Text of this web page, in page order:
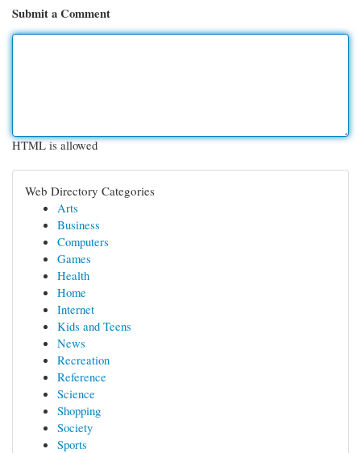
Submit a Comment
HTML is allowed
Web Directory Categories
Arts
Business
Computers
Games
Health
Home
Internet
Kids and Teens
News
Recreation
Reference
Science
Shopping
Society
Sports